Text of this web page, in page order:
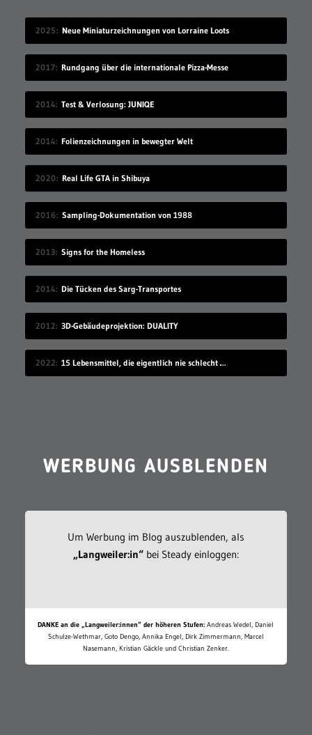
2025 Neue Miniaturzeichnungen von Lorraine Loots
2017 Rundgang über die internationale Pizza-Messe
2014 Test & Verlosung: JUNIQE
2014 Folienzeichnungen in bewegter Welt
2020 Real Life GTA in Shibuya
2016 Sampling-Dokumentation von 1988
2013 Signs for the Homeless
2014 Die Tücken des Sarg-Transportes
2012 3D-Gebäudeprojektion: DUALITY
2022 15 Lebensmittel, die eigentlich nie schlecht werden
WERBUNG AUSBLENDEN
Um Werbung im Blog auszublenden, als
„Langweiler:in“bei Steady einloggen:
DANKE an die „Langweiler:innen“ der höheren Stufen: Andreas Wedel, Daniel
Schulze-Wethmar, Goto Dengo, Annika Engel, Dirk Zimmermann, Marcel
Nasemann, Kristian Gäckle und Christian Zenker.